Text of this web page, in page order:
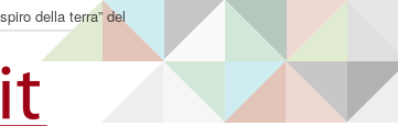
della terra” del